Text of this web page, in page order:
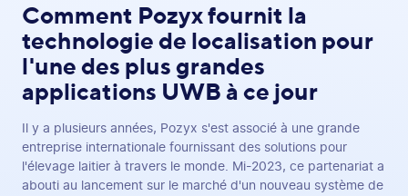
Comment Pozyx fournit la
technologie de localisation pour
l'une des plus grandes
applications UWB à ce jour
Il y a plusieurs années, Pozyx s'est associé à une grande
entreprise internationale fournissant des solutions pour
l'élevage laitier à travers le monde. Mi-2023, ce partenariat a
abouti au lancement sur le marché d'un nouveau système de